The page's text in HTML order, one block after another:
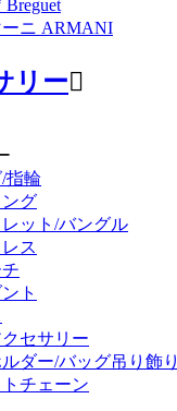
Breguet
ーニ ARMANI
リー
指輪
グ
ット/バングル
ス
ト
セサリー
ダー/バッグ吊り飾り
チェーン